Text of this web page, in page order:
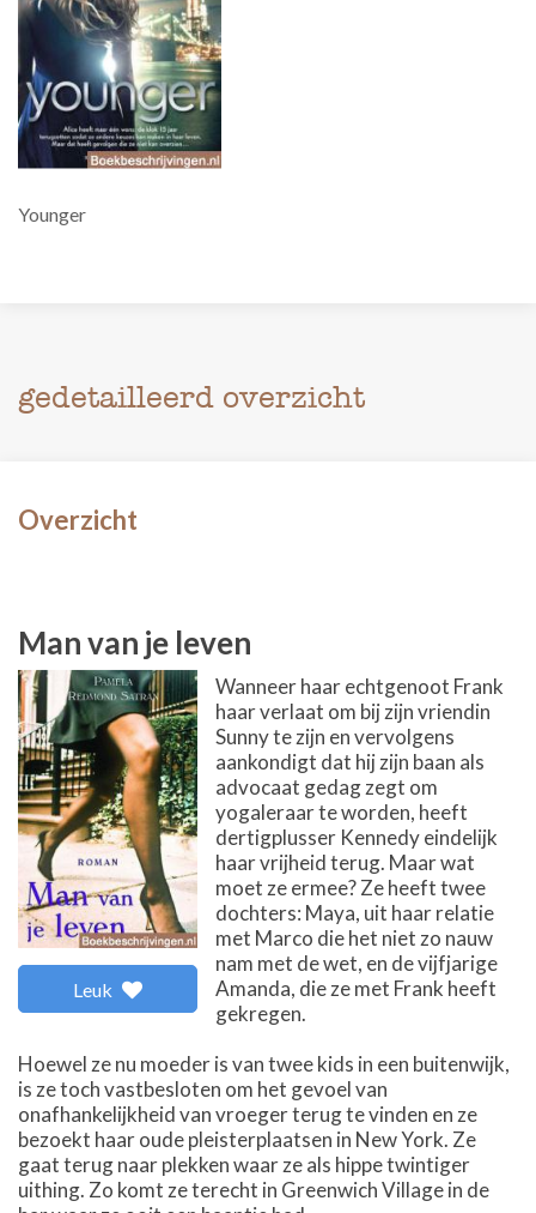
Younger
gedetailleerd overzicht
Overzicht
Man van je leven
Leuk
Wanneer haar echtgenoot Frank
haar verlaat om bij zijn vriendin
Sunny te zijn en vervolgens
aankondigt dat hij zijn baan als
advocaat gedag zegt om
yogaleraar te worden, heeft
dertigplusser Kennedy eindelijk
haar vrijheid terug. Maar wat
moet ze ermee? Ze heeft twee
dochters: Maya, uit haar relatie
met Marco die het niet zo nauw
nam met de wet, en de vijfjarige
Amanda, die ze met Frank heeft
gekregen.
Hoewel ze nu moeder is van twee kids in een buitenwijk,
is ze toch vastbesloten om het gevoel van
onafhankelijkheid van vroeger terug te vinden en ze
bezoekt haar oude pleisterplaatsen in New York. Ze
gaat terug naar plekken waar ze als hippe twintiger
uithing. Zo komt ze terecht in Greenwich Village in de